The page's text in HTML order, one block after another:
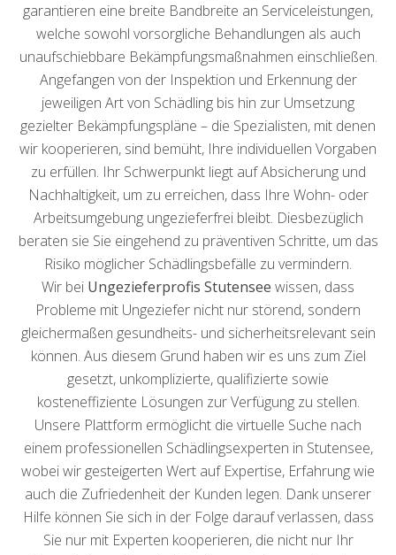
garantieren eine breite Bandbreite an Serviceleistungen,
welche sowohl vorsorgliche Behandlungen als auch
unaufschiebbare Bekämpfungsmaßnahmen einschließen.
Angefangen von der Inspektion und Erkennung der
jeweiligen Art von Schädling bis hin zur Umsetzung
gezielter Bekämpfungspläne – die Spezialisten, mit denen
wir kooperieren, sind bemüht, Ihre individuellen Vorgaben
zu erfüllen. Ihr Schwerpunkt liegt auf Absicherung und
Nachhaltigkeit, um zu erreichen, dass Ihre Wohn- oder
Arbeitsumgebung ungezieferfrei bleibt. Diesbezüglich
beraten sie Sie eingehend zu präventiven Schritte, um das
Risiko möglicher Schädlingsbefälle zu vermindern.
Wir bei Ungezieferprofis Stutensee wissen, dass
Probleme mit Ungeziefer nicht nur störend, sondern
gleichermaßen gesundheits- und sicherheitsrelevant sein
können. Aus diesem Grund haben wir es uns zum Ziel
gesetzt, unkomplizierte, qualifizierte sowie
kosteneffiziente Lösungen zur Verfügung zu stellen.
Unsere Plattform ermöglicht die virtuelle Suche nach
einem professionellen Schädlingsexperten in Stutensee,
wobei wir gesteigerten Wert auf Expertise, Erfahrung wie
auch die Zufriedenheit der Kunden legen. Dank unserer
Hilfe können Sie sich in der Folge darauf verlassen, dass
Sie nur mit Experten kooperieren, die nicht nur Ihr